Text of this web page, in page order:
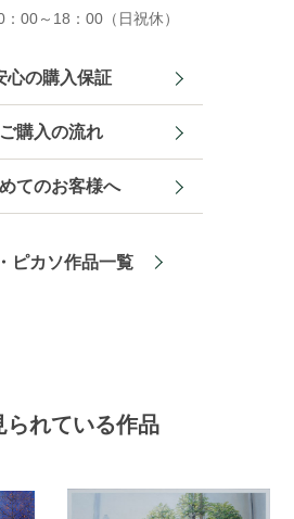
00～18：00（日祝休）
心の購入保証
ご購入の流れ
てのお客様へ
ピカソ作品一覧
られている作品